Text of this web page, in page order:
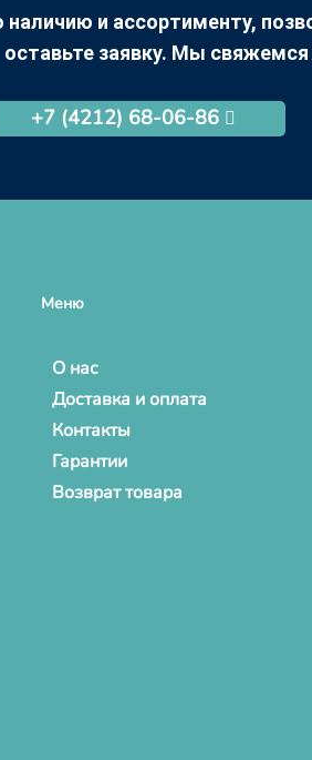
наличию и ассортименту,
оставьте заявку. Мы
+7 (4212) 68-06-86
Меню
О нас
Доставка и оплата
Контакты
Гарантии
Возврат товара